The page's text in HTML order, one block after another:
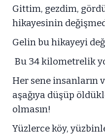
Gittim, gezdim,
hikayesinin
Gelin bu hikayeyi
Bu 34 kilometrelik
Her sene insanların
aşağıya düşüp
olmasın!
Yüzlerce köy,